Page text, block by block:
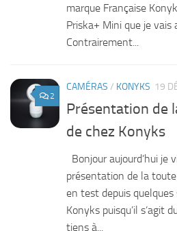
marque Française
Priska+ Mini que je vais
Contrairement...
2
CAMÉRAS / KONYKS 19
Présentation de
de chez Konyks
Bonjour aujourd’hui je
présentation de la
en test depuis
Konyks puisqu’il s’agit
tiens à...